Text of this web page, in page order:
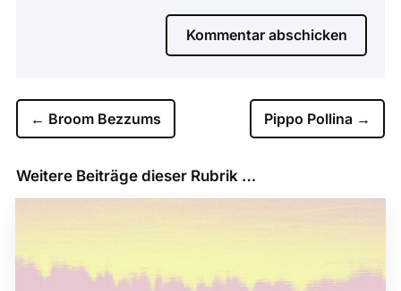
Kommentar abschicken
← Broom Bezzums Pippo Pollina →
Weitere Beiträge dieser Rubrik …